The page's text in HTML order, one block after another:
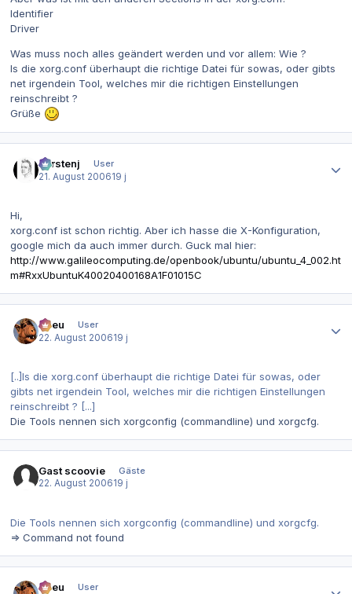
Identifier
Driver
Was muss noch alles geändert werden und vor allem: Wie ?
Is die xorg.conf überhaupt die richtige Datei für sowas, oder gibts
net irgendein Tool, welches mir die richtigen Einstellungen
reinschreibt ?
Grüße
carstenj
User
21. August 200619 j
Hi,
xorg.conf ist schon richtig. Aber ich hasse die X-Konfiguration,
google mich da auch immer durch. Guck mal hier:
http://www.galileocomputing.de/openbook/ubuntu/ubuntu_4_002.ht
m#RxxUbuntuK40020400168A1F01015C
etreu
User
22. August 200619 j
[..]Is die xorg.conf überhaupt die richtige Datei für sowas, oder
gibts net irgendein Tool, welches mir die richtigen Einstellungen
reinschreibt ? [...]
Die Tools nennen sich xorgconfig (commandline) und xorgcfg.
Gast scoovie
Gäste
22. August 200619 j
Die Tools nennen sich xorgconfig (commandline) und xorgcfg.
=> Command not found
etreu User